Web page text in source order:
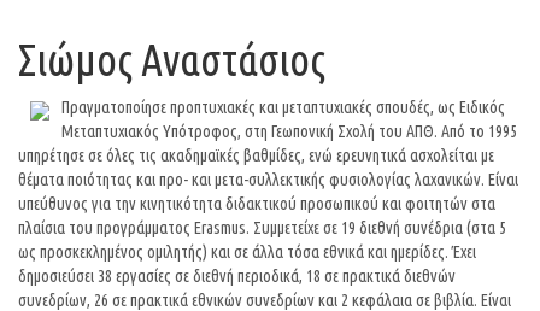
Σιώμος Αναστάσιος
Πραγματοποίησε προπτυχιακές και μεταπτυχιακές σπουδές, ως Ειδικός
Μεταπτυχιακός Υπότροφος, στη Γεωπονική Σχολή του ΑΠΘ. Από το 1995
υπηρέτησε σε όλες τις ακαδημαϊκές βαθμίδες, ενώ ερευνητικά ασχολείται με
θέματα ποιότητας και προ- και μετα-συλλεκτικής φυσιολογίας λαχανικών. Είναι
υπεύθυνος για την κινητικότητα διδακτικού προσωπικού και φοιτητών στα
πλαίσια του προγράμματος Erasmus. Συμμετείχε σε 19 διεθνή συνέδρια (στα 5
ως προσκεκλημένος ομιλητής) και σε άλλα τόσα εθνικά και ημερίδες. Έχει
δημοσιεύσει 38 εργασίες σε διεθνή περιοδικά, 18 σε πρακτικά διεθνών
συνεδρίων, 26 σε πρακτικά εθνικών συνεδρίων και 2 κεφάλαια σε βιβλία. Είναι